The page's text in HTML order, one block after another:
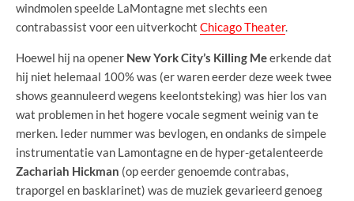
windmolen speelde LaMontagne met slechts een
contrabassist voor een uitverkocht Chicago Theater.
Hoewel hij na opener New York City’s Killing Meerkende dat
hij niet helemaal 100% was (er waren eerder deze week twee
shows geannuleerd wegens keelontsteking) was hier los van
wat problemen in het hogere vocale segment weinig van te
merken. Ieder nummer was bevlogen, en ondanks de simpele
instrumentatie van Lamontagne en de hyper-getalenteerde
Zachariah Hickman (op eerder genoemde contrabas,
traporgel en basklarinet) was de muziek gevarieerd genoeg